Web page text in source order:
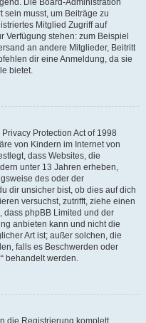
Die Board-Administration
sein musst, um Beiträge zu
Mitglied Zugriff auf
Verfügung stehen: zum Beispiel
an andere Mitglieder, Beitritt
dir eine Anmeldung, da sie
bietet.
Protection Act of 1998
von Kindern im Internet von
dass Websites, die
unter 13 Jahren erheben,
des oder der
dir unsicher bist, ob dies auf dich
versuchst, zutrifft, ziehe einen
dass phpBB Limited und der
anbieten kann und nicht die
Art ist; außer solchen, die
falls es Beschwerden oder
behandelt werden.
die Registrierung komplett